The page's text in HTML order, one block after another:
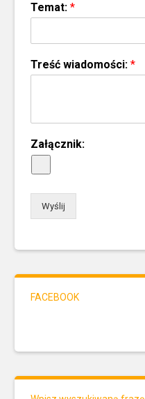
Temat: *
Treść wiadomości: *
Załącznik:
Wyślij
FACEBOOK